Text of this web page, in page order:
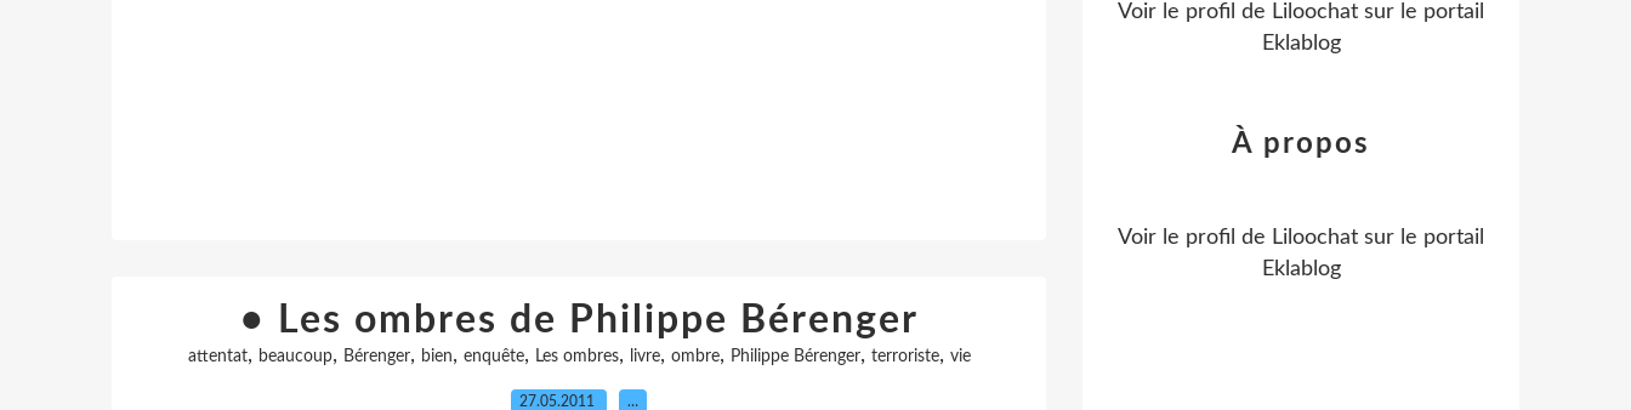
• Les ombres de Philippe Bérenger
attentat, beaucoup, Bérenger, bien, enquête, Les ombres, livre, ombre, Philippe Bérenger, terroriste, vie
27.05.2011 …
Voir le profil de Liloochat sur le portail
Eklablog
À propos
Voir le profil de Liloochat sur le portail
Eklablog